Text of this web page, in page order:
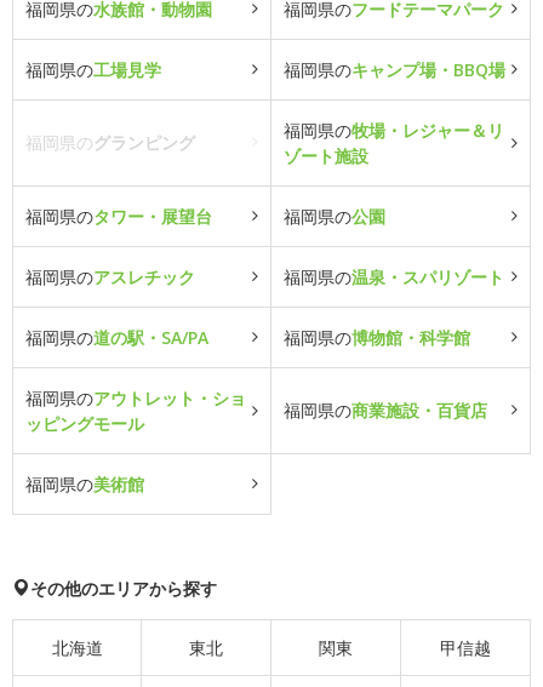
福岡県の水族館・動物園 福岡県のフードテーマパーク
福岡県の工場見学 福岡県のキャンプ場・BBQ場
福岡県のグランピング
福岡県の牧場・レジャー＆リ
ゾート施設
福岡県のタワー・展望台 福岡県の公園
福岡県のアスレチック 福岡県の温泉・スパリゾート
福岡県の道の駅・SA/PA 福岡県の博物館・科学館
福岡県のアウトレット・ショ
ッピングモール
福岡県の商業施設・百貨店
福岡県の美術館
その他のエリアから探す
北海道 東北 関東 甲信越